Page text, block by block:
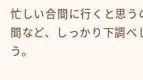
忙しい合間に行くと思う
間など、しっかり下調べ
う。